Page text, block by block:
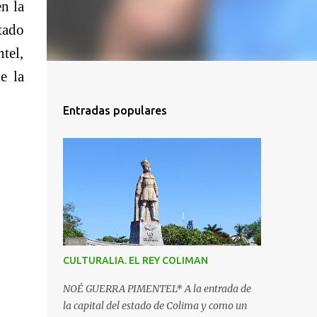
la
la
Entradas populares
CULTURALIA. EL REY COLIMAN
NOÉ GUERRA PIMENTEL* A la entrada de
la capital del estado de Colima y como un